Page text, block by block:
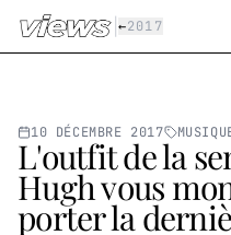
Aller au contenu principal
←2017
10 DÉCEMBRE 2017
L'outfit de la
Hugh vous
porter la